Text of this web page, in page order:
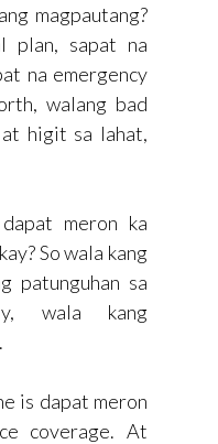
magpautang?
plan, sapat na
na emergency
walang bad
higit sa lahat,
meron ka
So wala kang
patunguhan sa
wala kang
is dapat meron
coverage. At